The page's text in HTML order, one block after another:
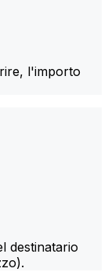
l'importo
destinatario